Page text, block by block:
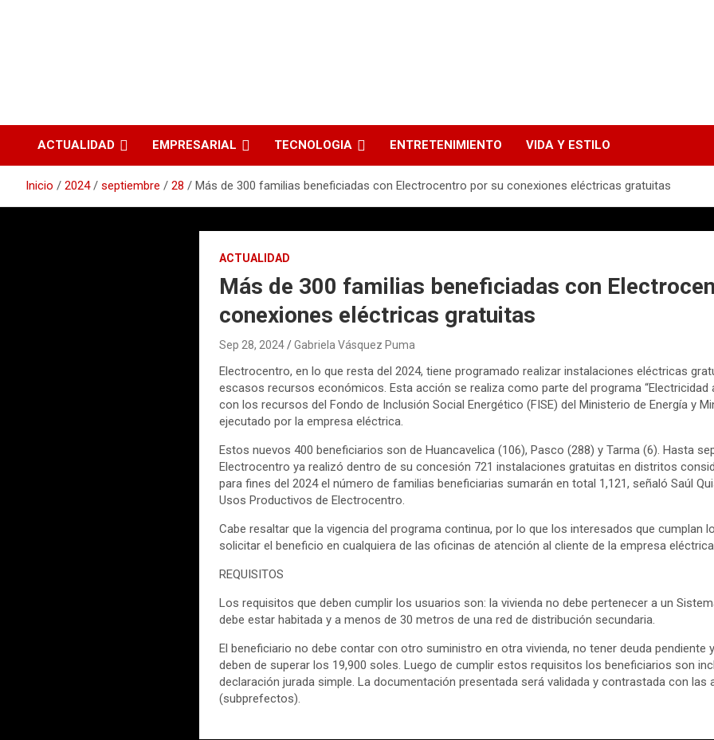
ACTUALIDAD EMPRESARIAL TECNOLOGIA ENTRETENIMIENTO VIDA Y ESTILO
Inicio 2024 septiembre 28 Más de 300 familias beneficiadas con Electrocentro por su conexiones eléctricas gratuitas
ACTUALIDAD
Más de 300 familias beneficiadas con
conexiones eléctricas gratuitas
Sep 28, 2024 Gabriela Vásquez Puma
Electrocentro, en lo que resta del 2024, tiene programado realizar instalaciones eléctricas
escasos recursos económicos. Esta acción se realiza como parte del programa “Electricidad
con los recursos del Fondo de Inclusión Social Energético (FISE) del Ministerio de Energía y
ejecutado por la empresa eléctrica.
Estos nuevos 400 beneficiarios son de Huancavelica (106), Pasco (288) y Tarma (6). Hasta
Electrocentro ya realizó dentro de su concesión 721 instalaciones gratuitas en distritos
para fines del 2024 el número de familias beneficiarias sumarán en total 1,121, señaló Saúl
Usos Productivos de Electrocentro.
Cabe resaltar que la vigencia del programa continua, por lo que los interesados que cumplan
solicitar el beneficio en cualquiera de las oficinas de atención al cliente de la empresa
REQUISITOS
Los requisitos que deben cumplir los usuarios son: la vivienda no debe pertenecer a un
debe estar habitada y a menos de 30 metros de una red de distribución secundaria.
El beneficiario no debe contar con otro suministro en otra vivienda, no tener deuda pendiente
deben de superar los 19,900 soles. Luego de cumplir estos requisitos los beneficiarios son
declaración jurada simple. La documentación presentada será validada y contrastada con las
(subprefectos).